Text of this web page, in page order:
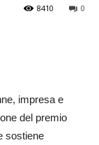
0
8410
impresa e
del premio
sostiene